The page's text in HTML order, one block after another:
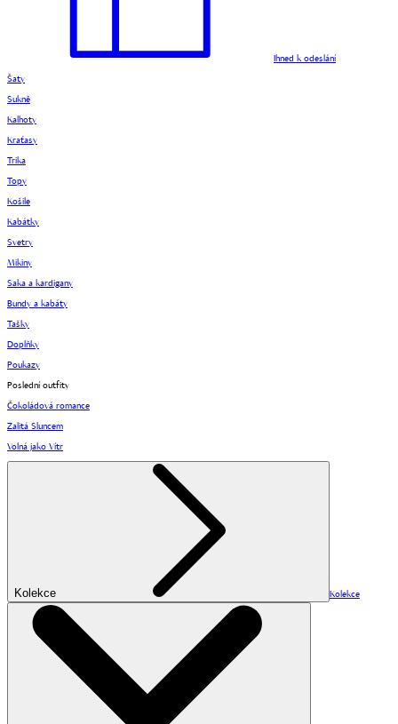
Ihned k odeslání
Šaty
Sukně
Kalhoty
Kraťasy
Trika
Topy
Košile
Kabátky
Svetry
Mikiny
Saka a kardigany
Bundy a kabáty
Tašky
Doplňky
Poukazy
Poslední outfity
Čokoládová romance
Zalitá Sluncem
Volná jako Vítr
Kolekce Kolekce